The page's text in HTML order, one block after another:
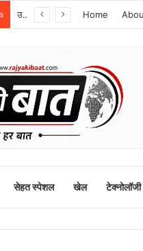
उत्तराखंड में NCC विस्तार और प्रस्तावित अकादमी के विकास पर मुख्यमंत्री धामी से मंथन Home
सेहत स्पेशल खेल टेक्नोलॉजी